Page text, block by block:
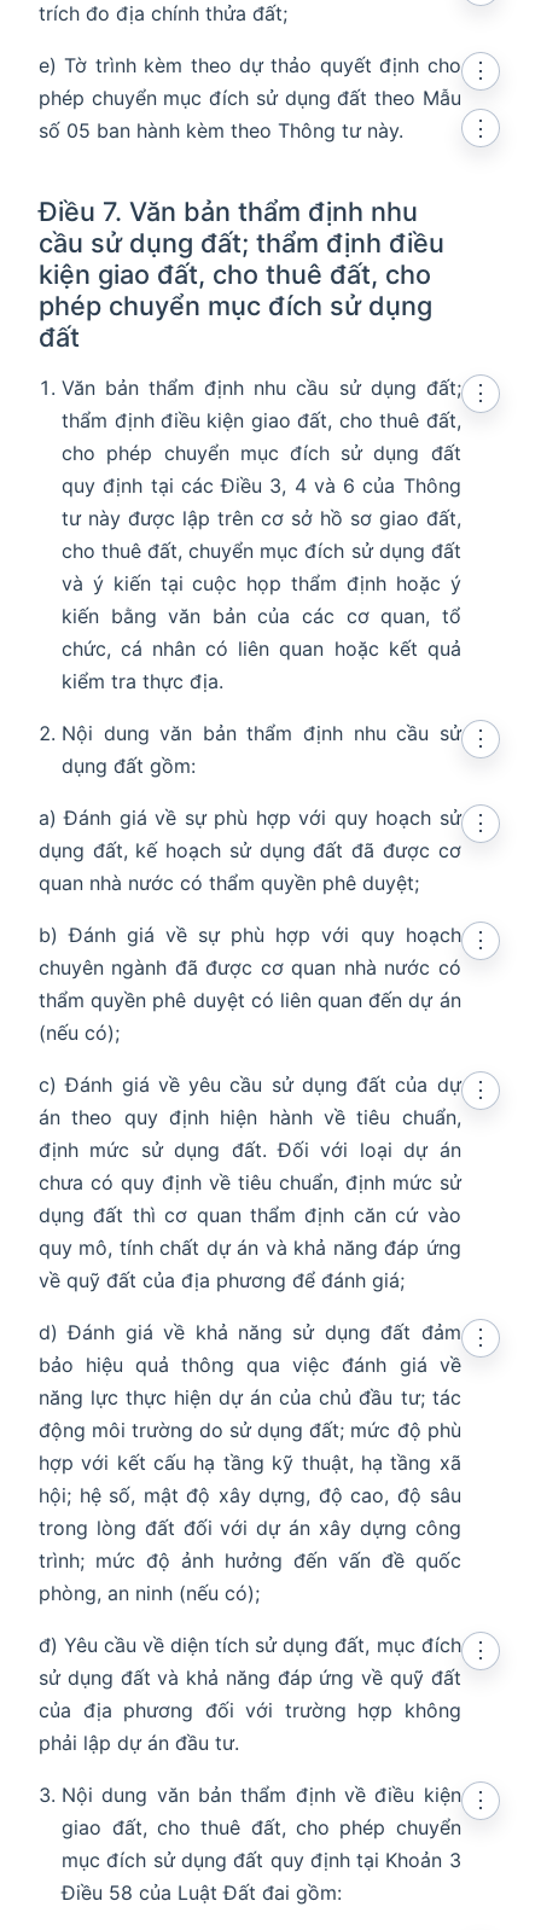
trích đo địa chính thửa đất;
e) Tờ trình kèm theo dự thảo quyết định cho
phép chuyển mục đích sử dụng đất theo Mẫu
số 05 ban hành kèm theo Thông tư này.
⋮
Điều 7. Văn bản thẩm định nhu
cầu sử dụng đất; thẩm định điều
kiện giao đất, cho thuê đất, cho
phép chuyển mục đích sử dụng
đất
⋮
Văn bản thẩm định nhu cầu sử dụng đất;
thẩm định điều kiện giao đất, cho thuê đất,
cho phép chuyển mục đích sử dụng đất
quy định tại các Điều 3, 4 và 6 của Thông
tư này được lập trên cơ sở hồ sơ giao đất,
cho thuê đất, chuyển mục đích sử dụng đất
và ý kiến tại cuộc họp thẩm định hoặc ý
kiến bằng văn bản của các cơ quan, tổ
chức, cá nhân có liên quan hoặc kết quả
kiểm tra thực địa.
⋮
Nội dung văn bản thẩm định nhu cầu sử
dụng đất gồm:
⋮
a) Đánh giá về sự phù hợp với quy hoạch sử
dụng đất, kế hoạch sử dụng đất đã được cơ
quan nhà nước có thẩm quyền phê duyệt;
⋮
b) Đánh giá về sự phù hợp với quy hoạch
chuyên ngành đã được cơ quan nhà nước có
thẩm quyền phê duyệt có liên quan đến dự án
(nếu có);
⋮
c) Đánh giá về yêu cầu sử dụng đất của dự
án theo quy định hiện hành về tiêu chuẩn,
định mức sử dụng đất. Đối với loại dự án
chưa có quy định về tiêu chuẩn, định mức sử
dụng đất thì cơ quan thẩm định căn cứ vào
quy mô, tính chất dự án và khả năng đáp ứng
về quỹ đất của địa phương để đánh giá;
⋮
d) Đánh giá về khả năng sử dụng đất đảm
bảo hiệu quả thông qua việc đánh giá về
năng lực thực hiện dự án của chủ đầu tư; tác
động môi trường do sử dụng đất; mức độ phù
hợp với kết cấu hạ tầng kỹ thuật, hạ tầng xã
hội; hệ số, mật độ xây dựng, độ cao, độ sâu
trong lòng đất đối với dự án xây dựng công
trình; mức độ ảnh hưởng đến vấn đề quốc
phòng, an ninh (nếu có);
⋮
đ) Yêu cầu về diện tích sử dụng đất, mục đích
sử dụng đất và khả năng đáp ứng về quỹ đất
của địa phương đối với trường hợp không
phải lập dự án đầu tư.
⋮
Nội dung văn bản thẩm định về điều kiện
giao đất, cho thuê đất, cho phép chuyển
mục đích sử dụng đất quy định tại Khoản 3
Điều 58 của Luật Đất đai gồm:
⋮